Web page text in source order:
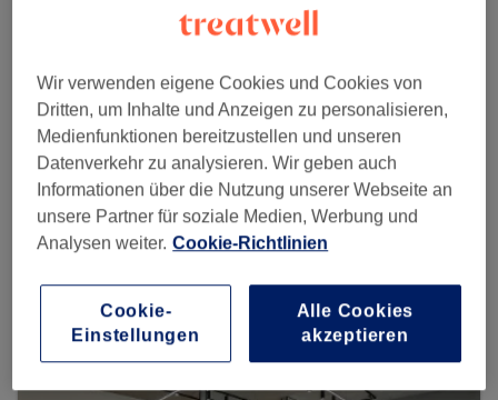
Auf Treatwell finden
Mehr Salons anzeigen
Wir verwenden eigene Cookies und Cookies von
Dritten, um Inhalte und Anzeigen zu personalisieren,
Medienfunktionen bereitzustellen und unseren
Datenverkehr zu analysieren. Wir geben auch
Informationen über die Nutzung unserer Webseite an
unsere Partner für soziale Medien, Werbung und
Analysen weiter. Cookie-Richtlinien
Cookie-
Einstellungen
Alle Cookies
akzeptieren